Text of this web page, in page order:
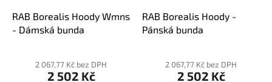
RAB Borealis Hoody Wmns
- Dámská bunda
hodnocení
produktu
2 067,77 Kč bez DPH
2 502 Kč
RAB Borealis Hoody -
Pánská bunda
hodnocení
produktu
2 067,77 Kč bez DPH
2 502 Kč